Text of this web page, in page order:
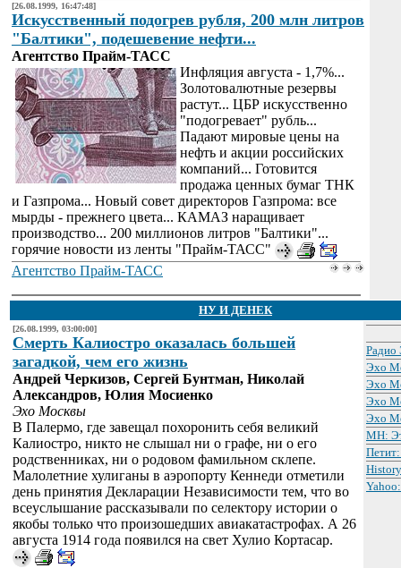
[26.08.1999, 16:47:48]
Искусственный подогрев рубля, 200 млн литров
"Балтики", подешевение нефти...
Агентство Прайм-ТАСС
Инфляция августа - 1,7%...
Золотовалютные резервы
растут... ЦБР искусственно
"подогревает" рубль...
Падают мировые цены на
нефть и акции российских
компаний... Готовится
продажа ценных бумаг ТНК
и Газпрома... Новый совет директоров Газпрома: все
мырды - прежнего цвета... КАМАЗ наращивает
производство... 200 миллионов литров "Балтики"...
горячие новости из ленты "Прайм-ТАСС"
Агентство Прайм-ТАСС
НУ И ДЕНЕК
[26.08.1999, 03:00:00]
Cмерть Калиостро оказалась большей
загадкой, чем его жизнь
Андрей Черкизов, Сергей Бунтман, Николай
Александров, Юлия Мосиенко
Эхо Москвы
В Палермо, где завещал похоронить себя великий
Калиостро, никто не слышал ни о графе, ни о его
родственниках, ни о родовом фамильном склепе.
Малолетние хулиганы в аэропорту Кеннеди отметили
день принятия Декларации Независимости тем, что во
всеуслышание рассказывали по селектору истории о
якобы только что произошедших авиакатастрофах. А 26
августа 1914 года появился на свет Хулио Кортасар.
Эхо
Эхо
Эхо
Эхо
МН: